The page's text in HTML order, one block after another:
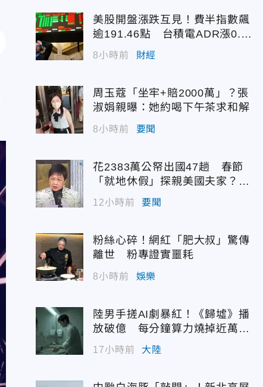
美股開盤漲跌互見！費半指數飆
逾191.46點 台積電ADR漲0.9
3%
8小時前 財經
周玉蔻「坐牢+賠2000萬」？張
淑娟親曝：她約喝下午茶求和解
8小時前 要聞
花2383萬公帑出國47趟 春節
「就地休假」探親美國夫家？徐
佳青回應了
12小時前 要聞
粉絲心碎！網紅「肥大叔」驚傳
離世 粉專證實噩耗
8小時前 娛樂
陸男手搓AI劇暴紅！《歸墟》播
放破億 每分鐘算力燒掉近萬台
17小時前 大陸